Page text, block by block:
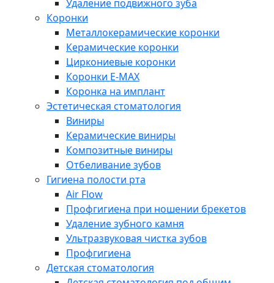
Удаление подвижного зуба
Коронки
Металлокерамические коронки
Керамические коронки
Циркониевые коронки
Коронки E-MAX
Коронка на имплант
Эстетическая стоматология
Виниры
Керамические виниры
Композитные виниры
Отбеливание зубов
Гигиена полости рта
Air Flow
Профгигиена при ношении брекетов
Удаление зубного камня
Ультразвуковая чистка зубов
Профгигиена
Детская стоматология